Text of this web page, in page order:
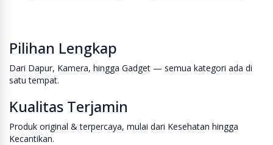
Pilihan Lengkap
Dari Dapur, Kamera, hingga Gadget — semua kategori ada di
satu tempat.
Kualitas Terjamin
Produk original & terpercaya, mulai dari Kesehatan hingga
Kecantikan.